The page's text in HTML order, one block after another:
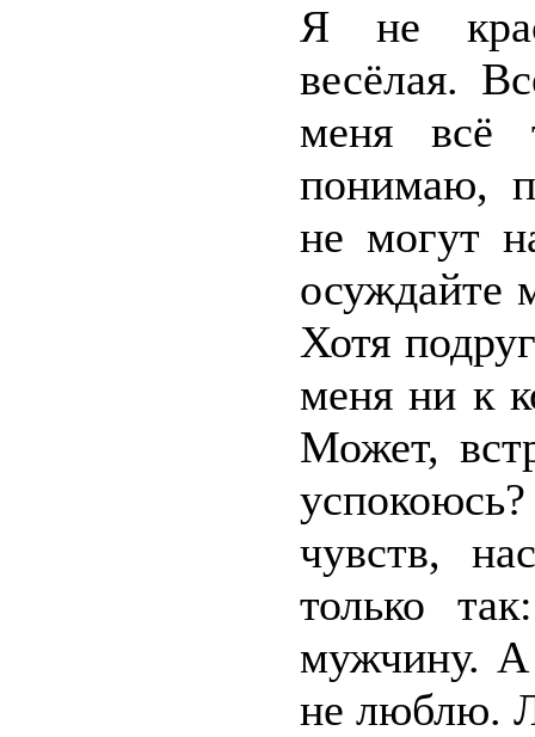
Я не
весёлая.
меня всё
понимаю,
не могут
осуждайте
Хотя
меня ни к
Может,
чувств,
только
мужчину.
не люблю.